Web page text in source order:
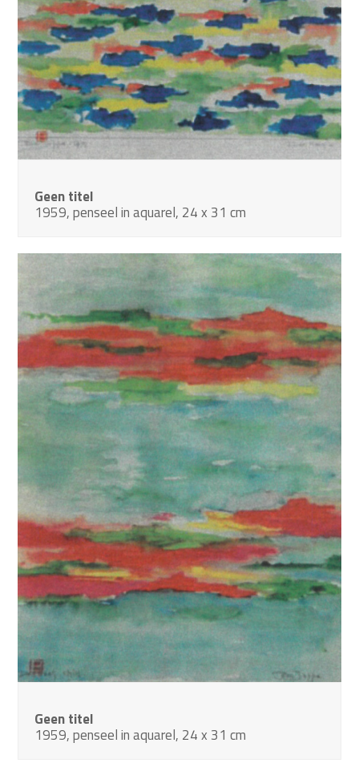
Geen titel
1959, penseel in aquarel, 24 x 31 cm
Geen titel
1959, penseel in aquarel, 24 x 31 cm